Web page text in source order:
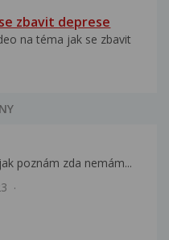
se zbavit deprese
na téma jak se zbavit
poznám zda nemám...